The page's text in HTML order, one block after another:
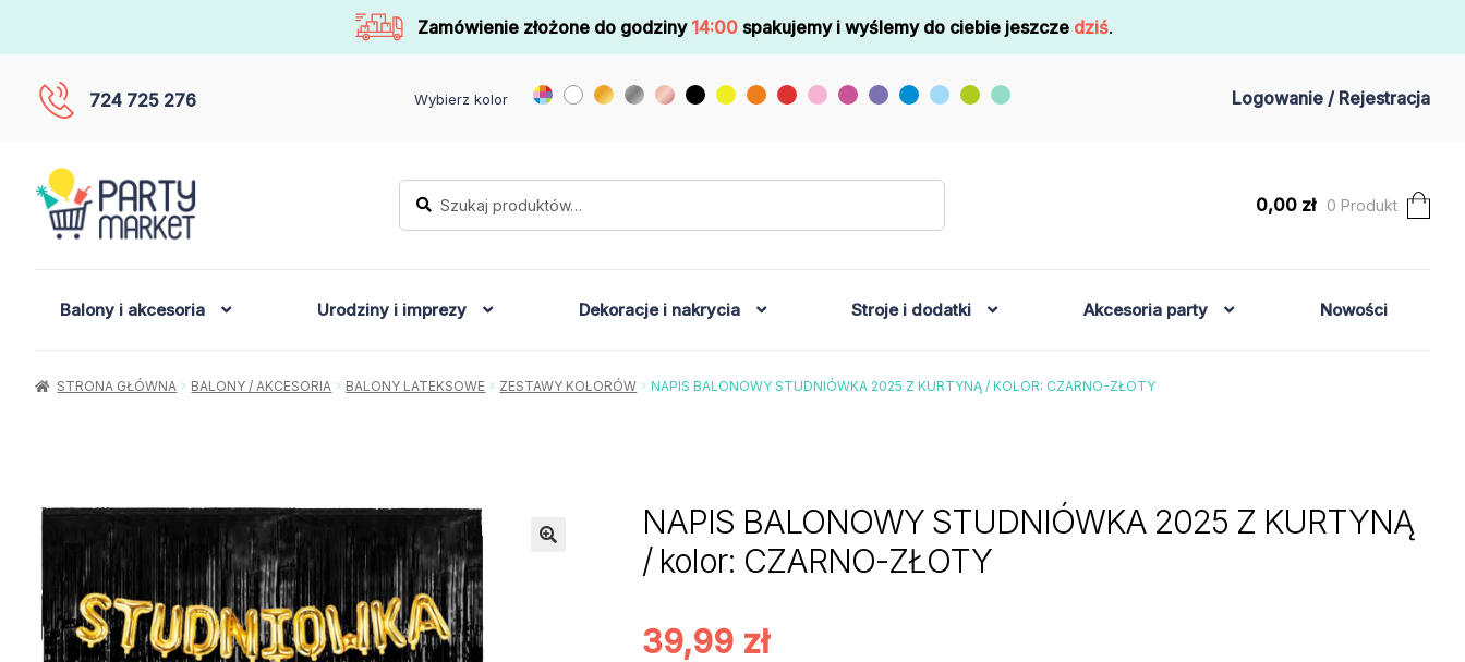
Zamówienie złożone do godziny 14:00 spakujemy i wyślemy do ciebie jeszcze dziś.
724 725 276 Wybierz kolor Logowanie / Rejestracja
Szukaj:
Szukaj
0,00 zł 0 Produkt
Balony i akcesoria Urodziny i imprezy Dekoracje i nakrycia Stroje i dodatki Akcesoria party Nowości
STRONA GŁÓWNA BALONY / AKCESORIA BALONY LATEKSOWE ZESTAWY KOLORÓW NAPIS BALONOWY STUDNIÓWKA 2025 Z KURTYNĄ / KOLOR: CZARNO-ZŁOTY
NAPIS BALONOWY STUDNIÓWKA 2025 Z KURTYNĄ
/ kolor: CZARNO-ZŁOTY
39,99 zł